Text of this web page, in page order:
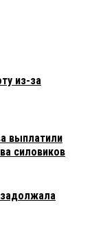
из-за
выплатили
силовиков
задолжала